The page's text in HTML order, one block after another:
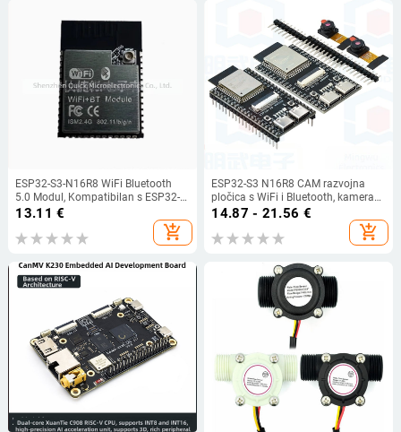
ESP32-S3-N16R8 WiFi Bluetooth
5.0 Modul, Kompatibilan s ESP32-
S3-1-N16R8
13.11 €
add_shopping_cart
ESP32-S3 N16R8 CAM razvojna
pločica s WiFi i Bluetooth, kamera
OV3660/5640
14.87 - 21.56 €
add_shopping_cart